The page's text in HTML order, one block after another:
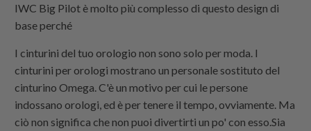
IWC Big Pilot è molto più complesso di questo design di
base perché
I cinturini del tuo orologio non sono solo per moda. I
cinturini per orologi mostrano un personale sostituto del
cinturino Omega. C'è un motivo per cui le persone
indossano orologi, ed è per tenere il tempo, ovviamente. Ma
ciò non significa che non puoi divertirti un po' con esso.Sia